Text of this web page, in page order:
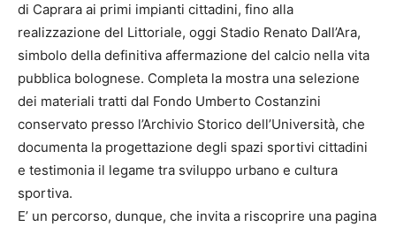
di Caprara ai primi impianti cittadini, fino alla
realizzazione del Littoriale, oggi Stadio Renato Dall’Ara,
simbolo della definitiva affermazione del calcio nella vita
pubblica bolognese. Completa la mostra una selezione
dei materiali tratti dal Fondo Umberto Costanzini
conservato presso l’Archivio Storico dell’Università, che
documenta la progettazione degli spazi sportivi cittadini
e testimonia il legame tra sviluppo urbano e cultura
sportiva.
E’ un percorso, dunque, che invita a riscoprire una pagina